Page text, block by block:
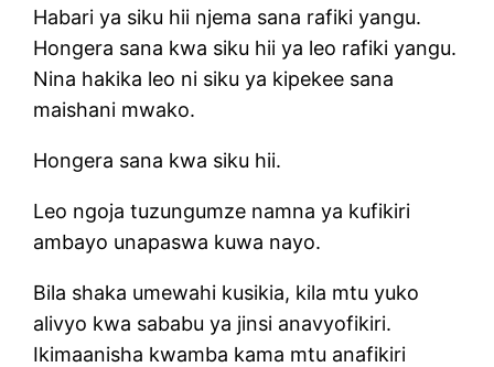
Habari ya siku hii njema sana rafiki yangu.
Hongera sana kwa siku hii ya leo rafiki yangu.
Nina hakika leo ni siku ya kipekee sana
maishani mwako.
Hongera sana kwa siku hii.
Leo ngoja tuzungumze namna ya kufikiri
ambayo unapaswa kuwa nayo.
Bila shaka umewahi kusikia, kila mtu yuko
alivyo kwa sababu ya jinsi anavyofikiri.
Ikimaanisha kwamba kama mtu anafikiri